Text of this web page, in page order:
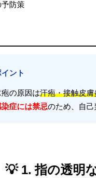
予防策
ント
の原因は汗疱・接触皮
染症には禁忌のため、自己
💡 1. 指の透明